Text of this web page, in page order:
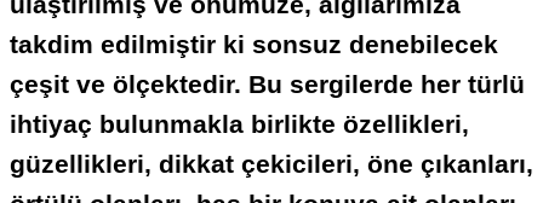
takdim edilmiştir ki sonsuz denebilecek
çeşit ve ölçektedir. Bu sergilerde her türlü
ihtiyaç bulunmakla birlikte özellikleri,
güzellikleri, dikkat çekicileri, öne çıkanları,